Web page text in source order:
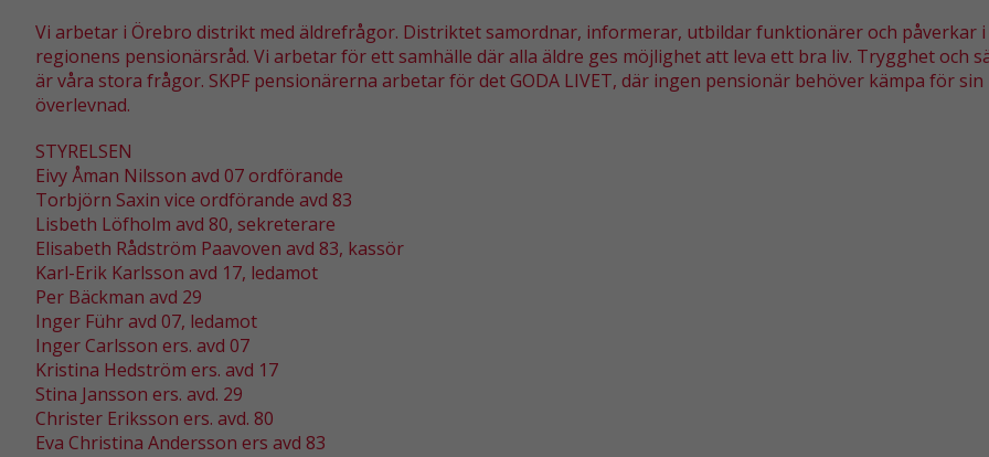
Vi arbetar i Örebro distrikt med äldrefrågor. Distriktet samordnar, informerar, utbildar funktionärer och påverkar i
regionens pensionärsråd. Vi arbetar för ett samhälle där alla äldre ges möjlighet att leva ett bra liv. Trygghet och
är våra stora frågor. SKPF pensionärerna arbetar för det GODA LIVET, där ingen pensionär behöver kämpa för sin
överlevnad.
STYRELSEN
Eivy Åman Nilsson avd 07 ordförande
Torbjörn Saxin vice ordförande avd 83
Lisbeth Löfholm avd 80, sekreterare
Elisabeth Rådström Paavoven avd 83, kassör
Karl-Erik Karlsson avd 17, ledamot
Per Bäckman avd 29
Inger Führ avd 07, ledamot
Inger Carlsson ers. avd 07
Kristina Hedström ers. avd 17
Stina Jansson ers. avd. 29
Christer Eriksson ers. avd. 80
Eva Christina Andersson ers avd 83